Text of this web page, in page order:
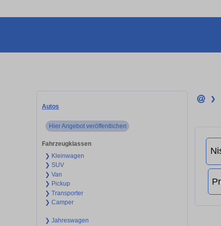
Autos
Hier Angebot veröffentlichen
Fahrzeugklassen
❯ Kleinwagen
❯ SUV
❯ Van
❯ Pickup
❯ Transporter
❯ Camper
❯ Jahreswagen
❯